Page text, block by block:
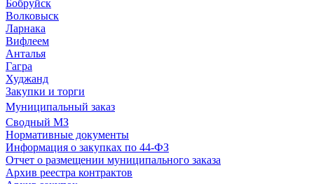
Бобруйск
Волковыск
Ларнака
Вифлеем
Анталья
Гагра
Худжанд
Закупки и торги
Муниципальный заказ
Сводный МЗ
Нормативные документы
Информация о закупках по 44-ФЗ
Отчет о размещении муниципального заказа
Архив реестра контрактов